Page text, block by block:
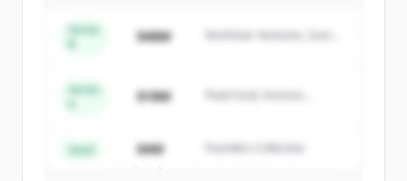
ofGenesistechnology.
New accounts include trial credits to
มีบัญชีอยู่แล้วใช่ไหม
Series
$48M
Northstar Ventures, Summit
Series
$18M
Peak Fund, Horizon
Seed $4M Founders Collective